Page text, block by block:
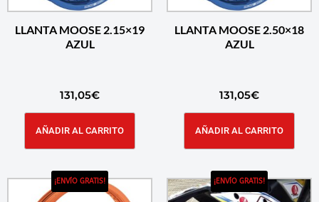
LLANTA MOOSE 2.15×19
AZUL
131,05€
AÑADIR AL CARRITO
LLANTA MOOSE 2.50×18
AZUL
131,05€
AÑADIR AL CARRITO
¡ENVÍO GRATIS! ¡ENVÍO GRATIS!